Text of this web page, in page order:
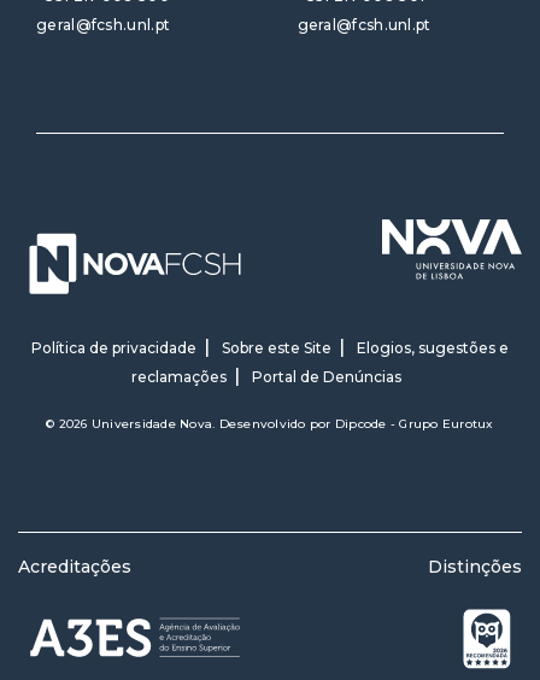
geral@fcsh.unl.pt
geral@fcsh.unl.pt
Política de privacidade Sobre este Site
Elogios, sugestões e
reclamações
Portal de Denúncias
© 2026 Universidade Nova. Desenvolvido por Dipcode - Grupo Eurotux
Acreditações Distinções